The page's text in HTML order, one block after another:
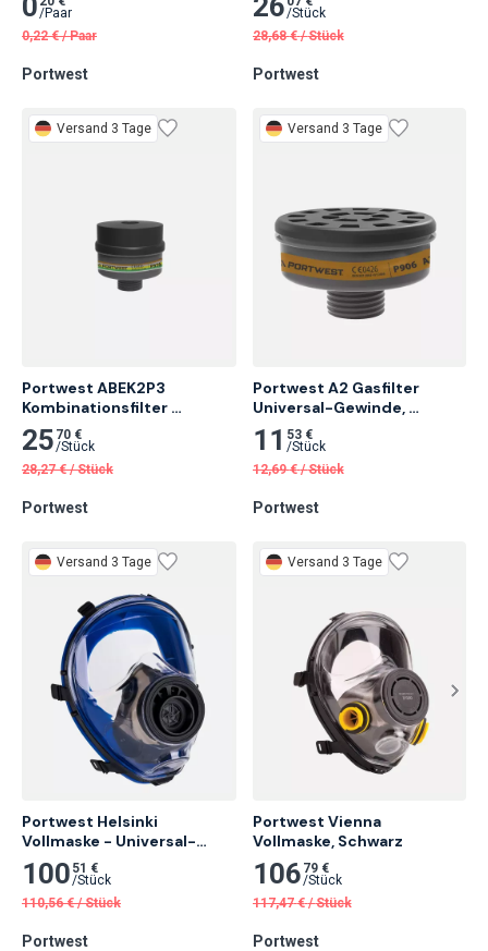
/Paar
0,22 € /Paar
Portwest
/Stück
28,68 € /Stück
Portwest
Versand 3 Tage
Portwest ABEK2P3
Kombinationsfilter
Universal-Gewinde,
Schwarz 4 Stk.
25 70 €
/Stück
28,27 € /Stück
Portwest
Versand 3 Tage
Portwest A2 Gasfilter
Universal-Gewinde,
Schwarz 6 Stk.
11 53 €
/Stück
12,69 € /Stück
Portwest
Versand 3 Tage
Portwest Helsinki
Vollmaske - Universal-
Gewinde, Blau
100 51 €
/Stück
110,56 € /Stück
Portwest
Versand 3 Tage
Portwest Vienna
Vollmaske, Schwarz
106 79 €
/Stück
117,47 € /Stück
Portwest